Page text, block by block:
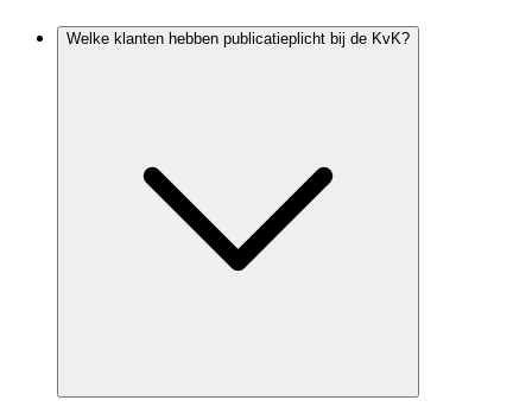
Welke klanten hebben publicatieplicht bij de KvK?